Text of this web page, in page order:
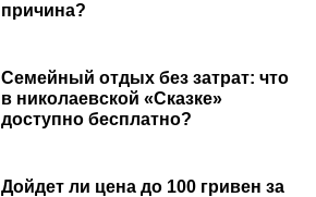
причина?
Семейный отдых без затрат: что
в николаевской «Сказке»
доступно бесплатно?
Дойдет ли цена до 100 гривен за